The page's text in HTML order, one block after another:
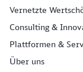
Vernetzte
Consulting &
Plattformen &
Über uns